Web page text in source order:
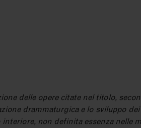
delle opere citate nel titolo,
drammaturgica e lo sviluppo
non definita essenza nelle